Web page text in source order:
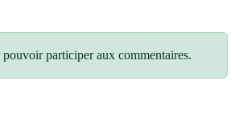
pouvoir participer aux commentaires.